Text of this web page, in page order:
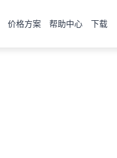
价格方案 帮助中心 下载